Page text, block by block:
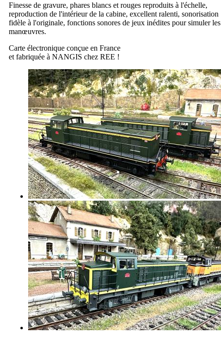
Finesse de gravure, phares blancs et rouges reproduits à l'échelle,
reproduction de l'intérieur de la cabine, excellent ralenti, sonorisation
fidèle à l'originale, fonctions sonores de jeux inédites pour simuler les
manœuvres.
Carte électronique conçue en France
et fabriquée à NANGIS chez REE !